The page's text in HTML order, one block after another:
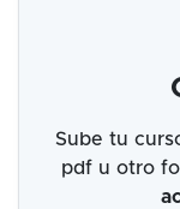
Sube tu
pdf u otro